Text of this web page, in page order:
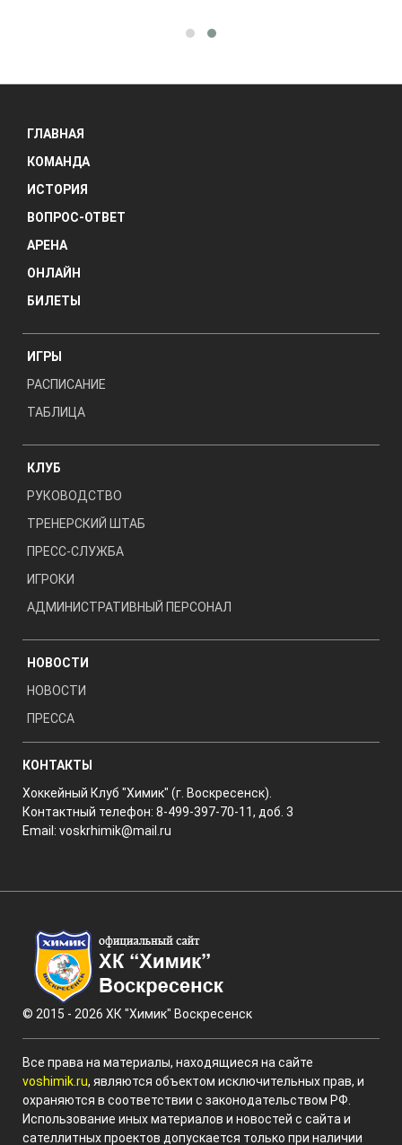
ГЛАВНАЯ
КОМАНДА
ИСТОРИЯ
ВОПРОС-ОТВЕТ
АРЕНА
ОНЛАЙН
БИЛЕТЫ
ИГРЫ
РАСПИСАНИЕ
ТАБЛИЦА
КЛУБ
РУКОВОДСТВО
ТРЕНЕРСКИЙ ШТАБ
ПРЕСС-СЛУЖБА
ИГРОКИ
АДМИНИСТРАТИВНЫЙ ПЕРСОНАЛ
НОВОСТИ
НОВОСТИ
ПРЕССА
КОНТАКТЫ
Хоккейный Клуб "Химик" (г. Воскресенск).
Контактный телефон: 8-499-397-70-11, доб. 3
Email: voskrhimik@mail.ru
© 2015 - 2026 ХК "Химик" Воскресенск
Все права на материалы, находящиеся на сайте
voshimik.ru, являются объектом исключительных прав, и
охраняются в соответствии с законодательством РФ.
Использование иных материалов и новостей с сайта и
сателлитных проектов допускается только при наличии